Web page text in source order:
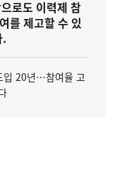
로도 이력제 참
를 제고할 수 있
.
입 20년…참여율 고